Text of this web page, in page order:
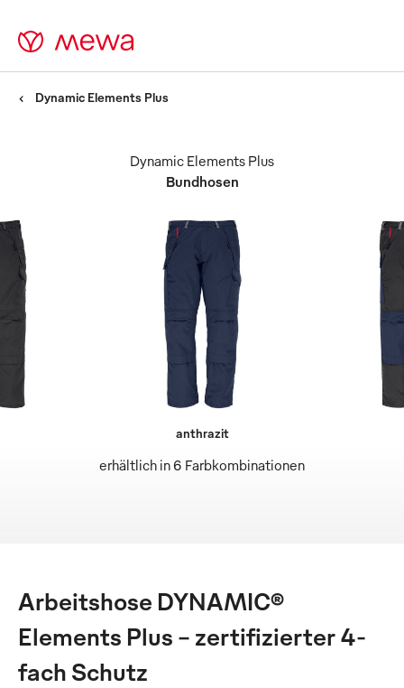
Dynamic Elements Plus
Bundhosen
Dynamic Elements Plus
erhältlich in 6 Farbkombinationen
anthrazit
Arbeitshose DYNAMIC®
Elements Plus – zertifizierter 4-
fach Schutz